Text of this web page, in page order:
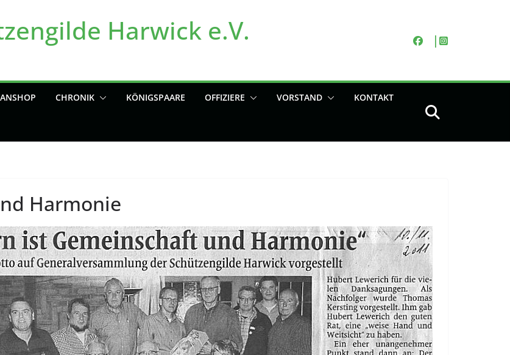
Harwick e.V.
CHRONIK KÖNIGSPAARE OFFIZIERE VORSTAND KONTAKT
Harmonie